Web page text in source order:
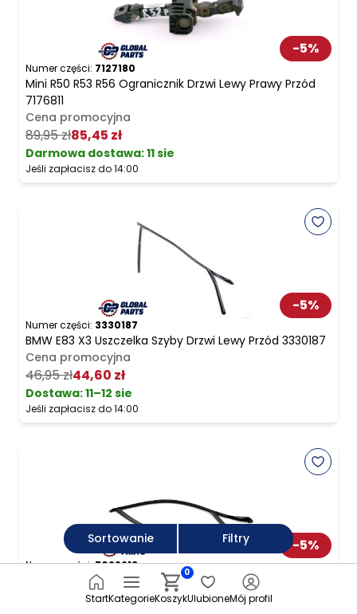
Sortowanie Filtry
-5%
Numer części: 7127180
Mini R50 R53 R56 Ogranicznik Drzwi Lewy Prawy Przód
7176811
Cena promocyjna
89,95 zł85,45 zł
Darmowa dostawa:11 sie
Jeśli zapłacisz do 14:00
-5%
Numer części: 3330187
BMW E83 X3 Uszczelka Szyby Drzwi Lewy Przód 3330187
Cena promocyjna
46,95 zł44,60 zł
Dostawa:11–12 sie
Jeśli zapłacisz do 14:00
-5%
Numer części:7066613
BMW E87 Uszczelka Szyby Drzwi Lewa Lewy Przód
StartKategorieKoszyk
0
UlubioneMój profil